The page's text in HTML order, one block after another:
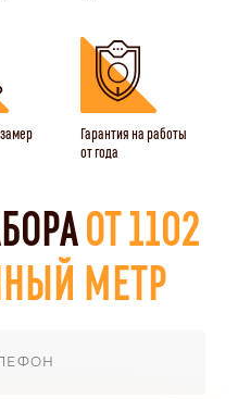
Гарантия на работы
от года
ОТ 1102
МЕТР